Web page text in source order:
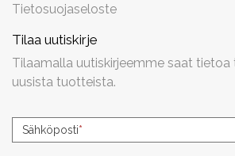
Tietosuojaseloste
Tilaa uutiskirje
Tilaamalla uutiskirjeemme saat
uusista tuotteista.
Uutiskirjeen
tilaus
Sähköposti*